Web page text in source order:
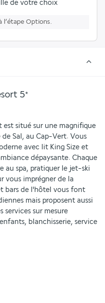
de votre choix
l’étape Options.
5*
est situé sur une magnifique
Sal, au Cap-Vert. Vous
avec lit King Size et
dépaysante. Chaque
au spa, pratiquer le jet-ski
vous imprégner de la
bars de l'hôtel vous font
mais proposent aussi
services sur mesure
blanchisserie, service